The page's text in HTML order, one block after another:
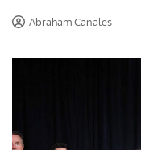
Abraham Canales